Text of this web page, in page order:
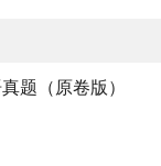
题（原卷版）